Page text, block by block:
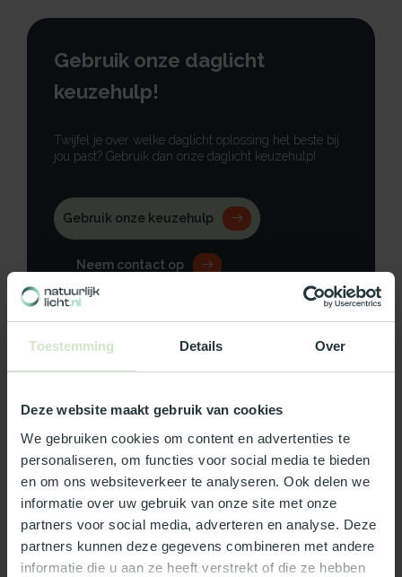
Toestemming Details Over
Deze website maakt gebruik van cookies
We gebruiken cookies om content en advertenties te
personaliseren, om functies voor social media te bieden
en om ons websiteverkeer te analyseren. Ook delen we
informatie over uw gebruik van onze site met onze
partners voor social media, adverteren en analyse. Deze
partners kunnen deze gegevens combineren met andere
informatie die u aan ze heeft verstrekt of die ze hebben
Gebruik onze daglicht
keuzehulp!
Twijfel je over welke daglicht oplossing het beste bij
jou past? Gebruik dan onze daglicht keuzehulp!
Gebruik onze keuzehulp
Neem contact op
Productomschrijving
Reviews
Wat ons écht bijzonder maakt:
Officieel Skylux dealer!